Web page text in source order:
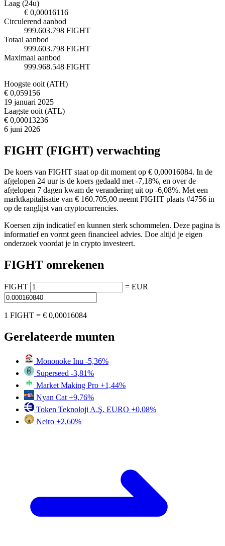
Laag (24u)
€ 0,00016116
Circulerend aanbod
999.603.798 FIGHT
Totaal aanbod
999.603.798 FIGHT
Maximaal aanbod
999.968.548 FIGHT
Hoogste ooit (ATH)
€ 0,059156
19 januari 2025
Laagste ooit (ATL)
€ 0,00013236
6 juni 2026
FIGHT (FIGHT) verwachting
De koers van FIGHT staat op dit moment op € 0,00016084. In de
afgelopen 24 uur is de koers gedaald met -7,18%, en over de
afgelopen 7 dagen kwam de verandering uit op -6,08%. Met een
marktkapitalisatie van € 160.705,00 neemt FIGHT plaats #4756 in
op de ranglijst van cryptocurrencies.
Koersen zijn indicatief en kunnen sterk schommelen. Deze pagina is
informatief en vormt geen financieel advies. Doe altijd je eigen
onderzoek voordat je in crypto investeert.
FIGHT omrekenen
FIGHT = EUR
1 FIGHT = € 0,00016084
Gerelateerde munten
Mononoke Inu -5,36%
Superseed -3,81%
Market Making Pro +1,44%
Nyan Cat +9,76%
Token Teknoloji A.Ş. EURO +0,08%
Neiro +2,60%